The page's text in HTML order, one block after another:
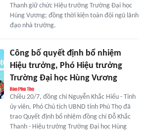
Thanh giữ chức Hiệu trưởng Trường Đại học
Hùng Vương; đồng thời kiện toàn đội ngũ lãnh
đạo nhà trường.
Công bố quyết định bổ nhiệm
Hiệu trưởng, Phó Hiệu trưởng
Trường Đại học Hùng Vương
Chiều 20/7, đồng chí Nguyễn Khắc Hiếu - Tỉnh
ủy viên, Phó Chủ tịch UBND tỉnh Phú Thọ đã
trao Quyết định bổ nhiệm đồng chí Đỗ Khắc
Thanh - Hiệu trưởng Trường Đại học Hùng